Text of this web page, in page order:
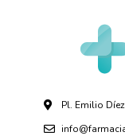
Pl. Emilio